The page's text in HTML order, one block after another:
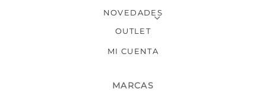
NOVEDADES
OUTLET
MI CUENTA
MARCAS